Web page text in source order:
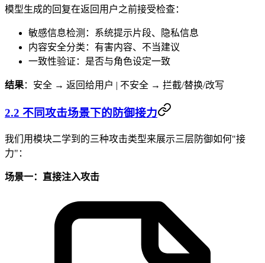
模型生成的回复在返回用户之前接受检查：
敏感信息检测：系统提示片段、隐私信息
内容安全分类：有害内容、不当建议
一致性验证：是否与角色设定一致
结果：安全 → 返回给用户 | 不安全 → 拦截/替换/改写
2.2 不同攻击场景下的防御接力
我们用模块二学到的三种攻击类型来展示三层防御如何"接
力"：
场景一：直接注入攻击